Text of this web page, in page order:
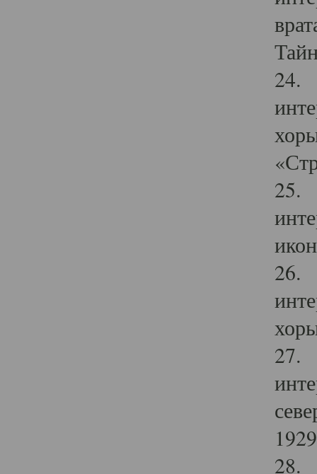
24.
25.
26.
27.
28.